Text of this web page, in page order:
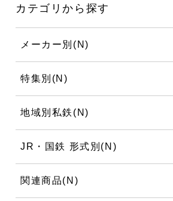
カテゴリから探す
メーカー別(N)
特集別(N)
地域別私鉄(N)
JR・国鉄 形式別(N)
関連商品(N)